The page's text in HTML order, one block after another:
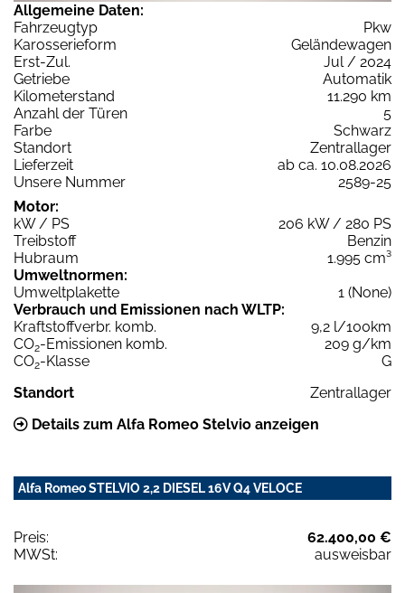
Allgemeine Daten:
Fahrzeugtyp
Pkw
Karosserieform
Geländewagen
Erst-Zul.
Jul / 2024
Getriebe
Automatik
Kilometerstand
11.290 km
Anzahl der Türen
5
Farbe
Schwarz
Standort
Zentrallager
Lieferzeit
ab ca. 10.08.2026
Unsere Nummer
2589-25
Motor:
kW / PS
206 kW / 280 PS
Treibstoff
Benzin
Hubraum
1.995 cm³
Umweltnormen:
Umweltplakette
1 (None)
Verbrauch und Emissionen nach WLTP:
Kraftstoffverbr. komb.
9,2 l/100km
CO2-Emissionen komb.
209 g/km
CO2-Klasse
G
Standort
Zentrallager
Details zum Alfa Romeo Stelvio anzeigen
Alfa Romeo STELVIO 2,2 DIESEL 16V Q4 VELOCE
Preis:
62.400,00 €
MWSt:
ausweisbar